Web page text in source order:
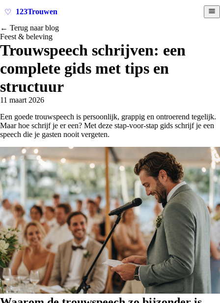
♡
123Trouwen
← Terug naar blog
Feest & beleving
Trouwspeech schrijven: een
complete gids met tips en
structuur
11 maart 2026
Een goede trouwspeech is persoonlijk, grappig en ontroerend tegelijk.
Maar hoe schrijf je er een? Met deze stap-voor-stap gids schrijf je een
speech die je gasten nooit vergeten.